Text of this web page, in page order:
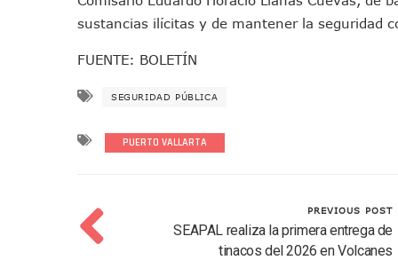
ATM Incorpora 20 Nuevos
Colectivos Piden A Lemus
Maleza Crece En
Lluvias E Inundaciones No
Bruno Blancas Reúne A
sustancias ilícitas y de mantener la seguridad
FUENTE: BOLETÍN
SEGURIDAD PÚBLICA
PUERTO VALLARTA
PREVIOUS POST
SEAPAL realiza la primera entrega de
tinacos del 2026 en Volcanes